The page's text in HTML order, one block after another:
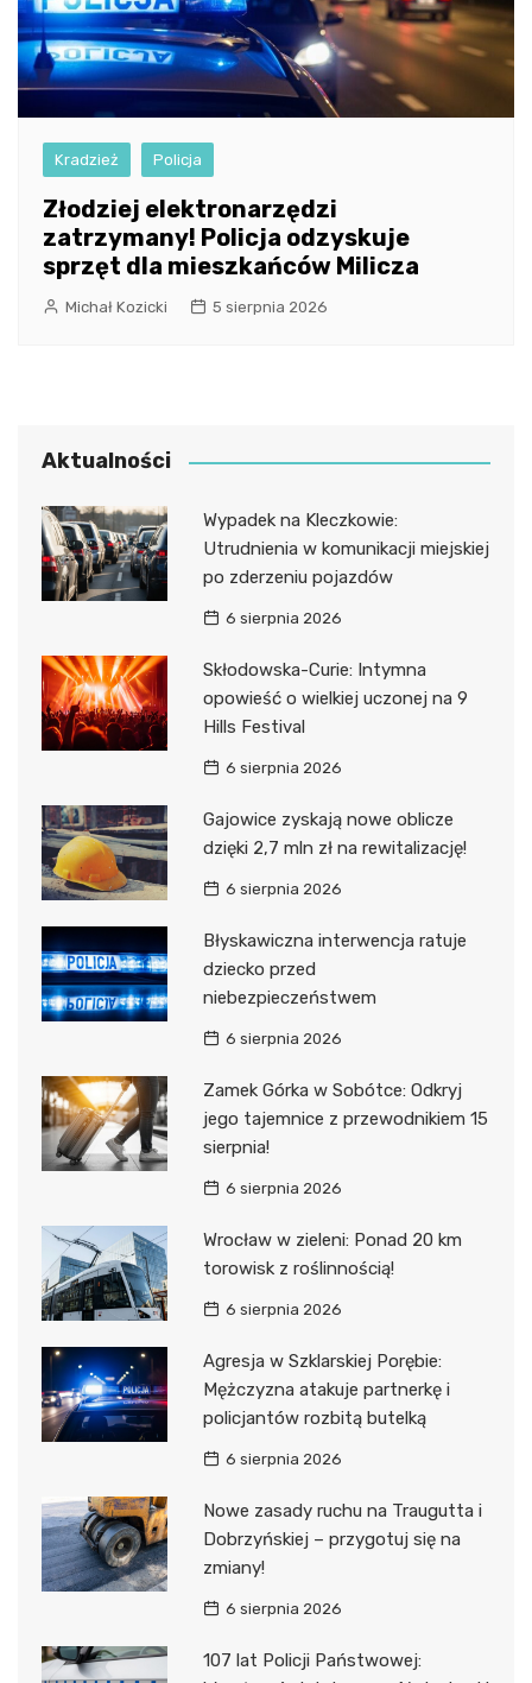
Kradzież Policja
Złodziej elektronarzędzi
zatrzymany! Policja odzyskuje
sprzęt dla mieszkańców Milicza
Michał Kozicki 5 sierpnia 2026
Aktualności
Wypadek na Kleczkowie:
Utrudnienia w komunikacji miejskiej
po zderzeniu pojazdów
6 sierpnia 2026
Skłodowska-Curie: Intymna
opowieść o wielkiej uczonej na 9
Hills Festival
6 sierpnia 2026
Gajowice zyskają nowe oblicze
dzięki 2,7 mln zł na rewitalizację!
6 sierpnia 2026
Błyskawiczna interwencja ratuje
dziecko przed
niebezpieczeństwem
6 sierpnia 2026
Zamek Górka w Sobótce: Odkryj
jego tajemnice z przewodnikiem 15
sierpnia!
6 sierpnia 2026
Wrocław w zieleni: Ponad 20 km
torowisk z roślinnością!
6 sierpnia 2026
Agresja w Szklarskiej Porębie:
Mężczyzna atakuje partnerkę i
policjantów rozbitą butelką
6 sierpnia 2026
Nowe zasady ruchu na Traugutta i
Dobrzyńskiej – przygotuj się na
zmiany!
6 sierpnia 2026
107 lat Policji Państwowej: